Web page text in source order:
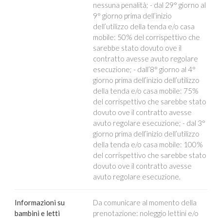
nessuna penalità; - dal 29° giorno al
9° giorno prima dell’inizio
dell’utilizzo della tenda e/o casa
mobile: 50% del corrispettivo che
sarebbe stato dovuto ove il
contratto avesse avuto regolare
esecuzione; - dall’8° giorno al 4°
giorno prima dell’inizio dell’utilizzo
della tenda e/o casa mobile: 75%
del corrispettivo che sarebbe stato
dovuto ove il contratto avesse
avuto regolare esecuzione; - dal 3°
giorno prima dell’inizio dell’utilizzo
della tenda e/o casa mobile: 100%
del corrispettivo che sarebbe stato
dovuto ove il contratto avesse
avuto regolare esecuzione.
Informazioni su
bambini e letti
Da comunicare al momento della
prenotazione: noleggio lettini e/o